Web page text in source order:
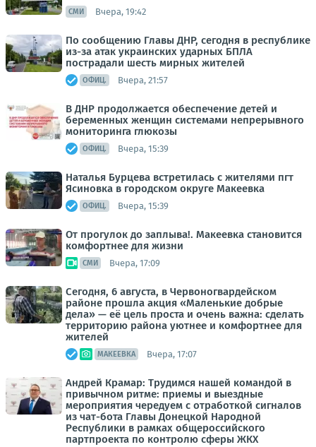
СМИ Вчера, 19:42
По сообщению Главы ДНР, сегодня в республике
из-за атак украинских ударных БПЛА
пострадали шесть мирных жителей
ОФИЦ. Вчера, 21:57
В ДНР продолжается обеспечение детей и
беременных женщин системами непрерывного
мониторинга глюкозы
ОФИЦ. Вчера, 15:39
Наталья Бурцева встретилась с жителями пгт
Ясиновка в городском округе Макеевка
ОФИЦ. Вчера, 15:39
От прогулок до заплыва!. Макеевка становится
комфортнее для жизни
СМИ Вчера, 17:09
Сегодня, 6 августа, в Червоногвардейском
районе прошла акция «Маленькие добрые
дела» — её цель проста и очень важна: сделать
территорию района уютнее и комфортнее для
жителей
МАКЕЕВКА Вчера, 17:07
Андрей Крамар: Трудимся нашей командой в
привычном ритме: приемы и выездные
мероприятия чередуем с отработкой сигналов
из чат-бота Главы Донецкой Народной
Республики в рамках общероссийского
партпроекта по контролю сферы ЖКХ